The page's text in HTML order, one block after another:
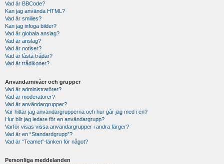
Vad är BBCode?
Kan jag använda HTML?
Vad är smilies?
Kan jag infoga bilder?
Vad är globala anslag?
Vad är anslag?
Vad är notiser?
Vad är låsta trådar?
Vad är trådikoner?
Användarnivåer och grupper
Vad är administratörer?
Vad är moderatorer?
Vad är användargrupper?
Var hittar jag användargrupperna och hur går jag med i en?
Hur blir jag ledare för en användargrupp?
Varför visas vissa användargrupper i andra färger?
Vad är en “Standardgrupp”?
Vad är “Teamet”-länken för något?
Personliga meddelanden